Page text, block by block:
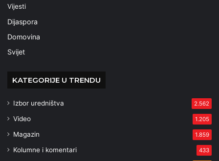
Vijesti
Dijaspora
Domovina
Svijet
KATEGORIJE U TRENDU
Izbor uredništva 2.562
Video 1.205
Magazin 1.859
Kolumne i komentari 433